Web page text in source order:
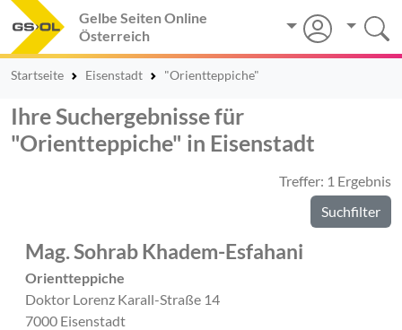
Gelbe Seiten Online
Österreich
Startseite Eisenstadt "Orientteppiche"
Ihre Suchergebnisse für
"Orientteppiche" in Eisenstadt
Treffer: 1 Ergebnis
Suchfilter
Mag. Sohrab Khadem-Esfahani
Orientteppiche
Doktor Lorenz Karall-Straße 14
7000 Eisenstadt